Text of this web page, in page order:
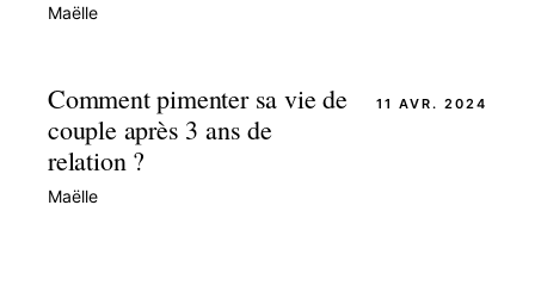
Maëlle
Comment pimenter sa vie de
couple après 3 ans de
relation ?
Maëlle
11 AVR. 2024